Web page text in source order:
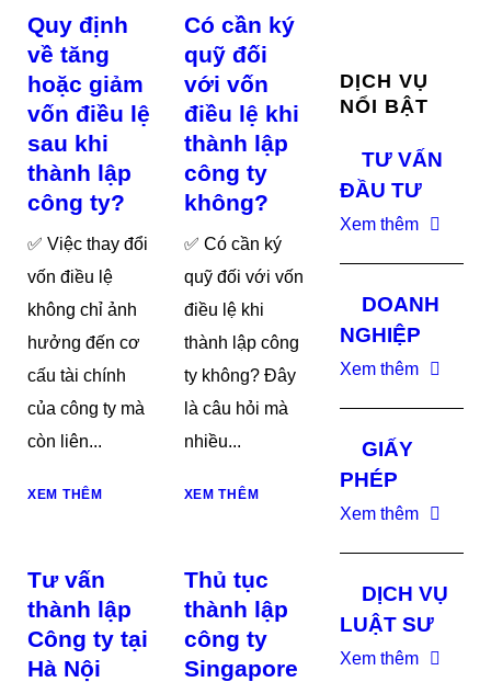
Quy định
về tăng
hoặc giảm
vốn điều lệ
sau khi
thành lập
công ty?
✅ Việc thay đổi
vốn điều lệ
không chỉ ảnh
hưởng đến cơ
cấu tài chính
của công ty mà
còn liên...
XEM THÊM
Có cần ký
quỹ đối
với vốn
điều lệ khi
thành lập
công ty
không?
✅ Có cần ký
quỹ đối với vốn
điều lệ khi
thành lập công
ty không? Đây
là câu hỏi mà
nhiều...
XEM THÊM
Tư vấn
thành lập
Công ty tại
Hà Nội
Thủ tục
thành lập
công ty
Singapore
DỊCH VỤ
NỔI BẬT
TƯ VẤN
ĐẦU TƯ
Xem thêm
DOANH
NGHIỆP
Xem thêm
GIẤY
PHÉP
Xem thêm
DỊCH VỤ
LUẬT SƯ
Xem thêm